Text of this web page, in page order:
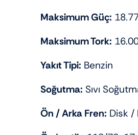
Maksimum Güç:
Maksimum Tork:
Yakıt Tipi: Benzin
Soğutma: Sıvı
Ön / Arka Fren: Disk /